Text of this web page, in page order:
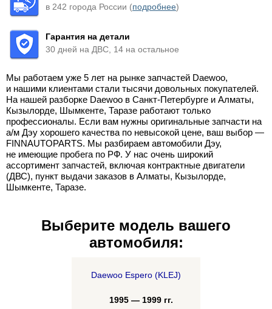
в 242 города России (подробнее)
Гарантия на детали
30 дней на ДВС, 14 на остальное
Мы работаем уже 5 лет на рынке запчастей Daewoo,
и нашими клиентами стали тысячи довольных покупателей.
На нашей разборке Daewoo в Санкт-Петербурге и Алматы,
Кызылорде, Шымкенте, Таразе работают только
профессионалы. Если вам нужны оригинальные запчасти на
а/м Дэу хорошего качества по невысокой цене, ваш выбор —
FINNAUTOPARTS. Мы разбираем автомобили Дэу,
не имеющие пробега по РФ. У нас очень широкий
ассортимент запчастей, включая контрактные двигатели
(ДВС), пункт выдачи заказов в Алматы, Кызылорде,
Шымкенте, Таразе.
Выберите модель вашего
автомобиля:
Daewoo Espero (KLEJ)
1995 — 1999 гг.